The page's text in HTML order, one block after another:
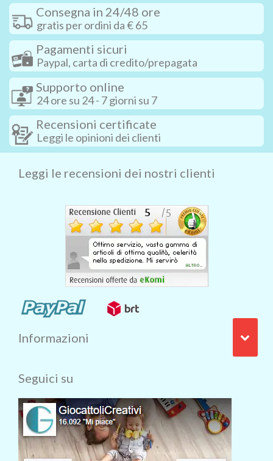
Consegna in 24/48 ore
gratis per ordini da € 65
Pagamenti sicuri
Paypal, carta di credito/prepagata
Supporto online
24 ore su 24 - 7 giorni su 7
Recensioni certificate
Leggi le opinioni dei clienti
Leggi le recensioni dei nostri clienti
Informazioni
Seguici su